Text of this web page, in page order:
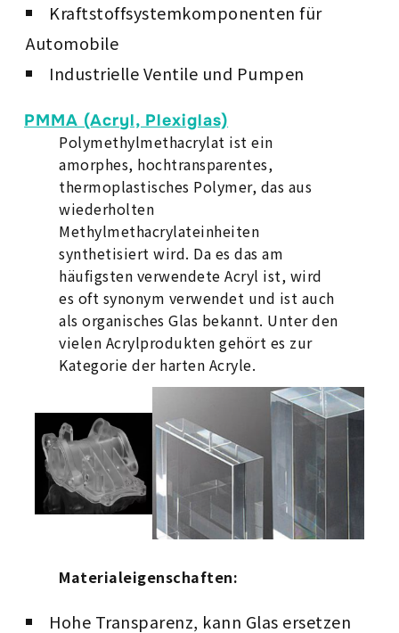
Kraftstoffsystemkomponenten für
Automobile
Industrielle Ventile und Pumpen
PMMA (Acryl, Plexiglas)
Polymethylmethacrylat ist ein
amorphes, hochtransparentes,
thermoplastisches Polymer, das aus
wiederholten
Methylmethacrylateinheiten
synthetisiert wird. Da es das am
häufigsten verwendete Acryl ist, wird
es oft synonym verwendet und ist auch
als organisches Glas bekannt. Unter den
vielen Acrylprodukten gehört es zur
Kategorie der harten Acryle.
Materialeigenschaften:
Hohe Transparenz, kann Glas ersetzen